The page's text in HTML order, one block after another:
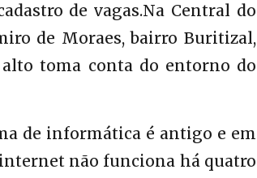
de vagas.Na Central do
de Moraes, bairro Buritizal,
toma conta do entorno do
de informática é antigo e em
não funciona há quatro